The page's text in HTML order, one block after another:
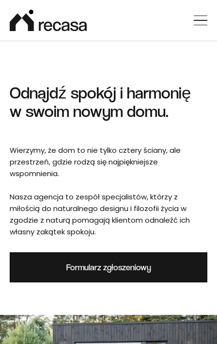
Odnajdź spokój i harmonię
w swoim nowym domu.
Wierzymy, że dom to nie tylko cztery ściany, ale
przestrzeń, gdzie rodzą się najpiękniejsze
wspomnienia.
Nasza agencja to zespół specjalistów, którzy z
miłością do naturalnego designu i filozofii życia w
zgodzie z naturą pomagają klientom odnaleźć ich
własny zakątek spokoju.
Formularz zgłoszeniowy